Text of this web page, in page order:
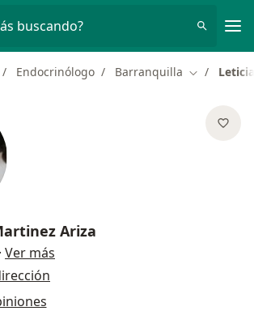
buscando?
Endocrinólogo Barranquilla Cambiar
Ariza
· Ver más